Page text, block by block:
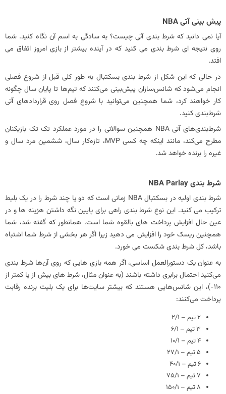
پیش بینی آتی NBA
آیا نمی دانید که شرط بندی آتی چیست؟ به سادگی به اسم آن نگاه کنید. شما
روی نتیجه ای شرط بندی می کنید که در آینده بیشتر از بازی امروز اتفاق می
افتد.
در حالی که این شکل از شرط بندی بسکتبال به طور کلی قبل از شروع فصلی
انجام می‌شود که شانس‌سازان پیش‌بینی می‌کنند که تیم‌ها تا پایان سال چگونه
کار خواهند کرد، شما همچنین می‌توانید با شروع فصل روی قراردادهای آتی
شرط‌بندی کنید.
شرط‌بندی‌های آتی NBA همچنین سوالاتی را در مورد عملکرد تک تک بازیکنان
مطرح می‌کند، مانند اینکه چه کسی MVP، تازه‌کار سال، ششمین مرد سال و
غیره را برنده خواهد شد.
شرط بندی NBA Parlay
شرط بندی اولیه در بسکتبال NBA زمانی است که دو یا چند شرط را در یک بلیط
ترکیب می کنید. این نوع شرط بندی راهی برای پایین نگه داشتن هزینه ها و در
عین حال افزایش پرداخت های بالقوه شما است. همانطور که گفته شد، شما
همچنین ریسک خود را افزایش می دهید زیرا اگر هر بخشی از شرط شما اشتباه
باشد، کل شرط بندی شکست می خورد.
به عنوان یک دستورالعمل اساسی، اگر همه بازی‌ هایی که روی آن‌ها شرط‌ بندی
می‌کنید احتمال برابری داشته باشند (به عنوان مثال، شرط‌ های بیش از یا کمتر از
۱۱۰-)، این شانس‌هایی هستند که بیشتر سایت‌ها برای یک بلیت برنده رقابت
پرداخت می‌کنند:
2 تیم – 2/1
3 تیم – 6/1
4 تیم – 10/1
5 تیم – 27/1
6 تیم – 40/1
7 تیم – 75/1
8 تیم – 150/1